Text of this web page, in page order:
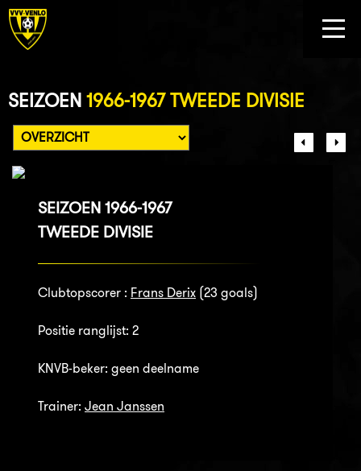
SEIZOEN 1966-1967 TWEEDE DIVISIE
SEIZOEN 1966-1967
TWEEDE DIVISIE
Clubtopscorer : Frans Derix (23 goals)
Positie ranglijst: 2
KNVB-beker: geen deelname
Trainer: Jean Janssen